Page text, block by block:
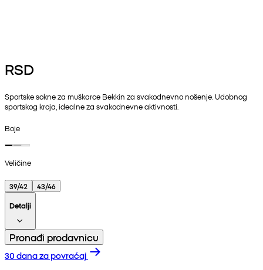
RSD
Sportske sokne za muškarce Bekkin za svakodnevno nošenje. Udobnog
sportskog kroja, idealne za svakodnevne aktivnosti.
Boje
Veličine
39/42
43/46
Detalji
Pronađi prodavnicu
30 dana za povraćaj